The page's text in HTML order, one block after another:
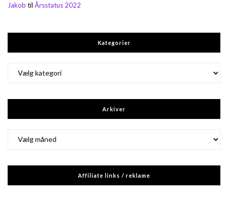
Jakob til Årsstatus 2022
Kategorier
Arkiver
Affiliate links / reklame